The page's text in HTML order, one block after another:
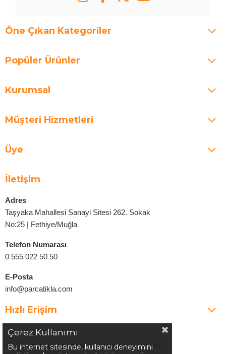
Öne Çıkan Kategoriler
Popüler Ürünler
Kurumsal
Müşteri Hizmetleri
Üye
İletişim
Adres
Taşyaka Mahallesi Sanayi Sitesi 262. Sokak
No:25 | Fethiye/Muğla
Telefon Numarası
0 555 022 50 50
E-Posta
info@parcatikla.com
Hızlı Erişim
©2025Parcatikla.com| Tüm Hakları Saklıdır.
Çerez Kullanımı
Bu internet sitesinde, kullanıcı deneyimini